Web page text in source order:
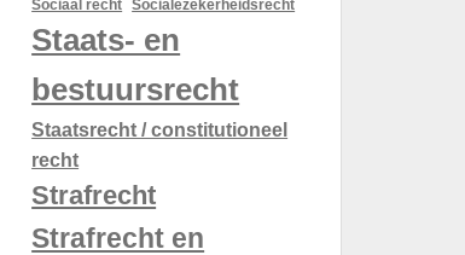
Sociaal recht Socialezekerheidsrecht
Staats- en
bestuursrecht
Staatsrecht / constitutioneel
recht
Strafrecht
Strafrecht en